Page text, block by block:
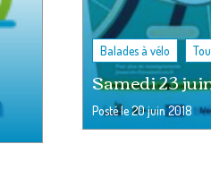
Balades à vélo
Samedi 23
Posté le20 juin 2018